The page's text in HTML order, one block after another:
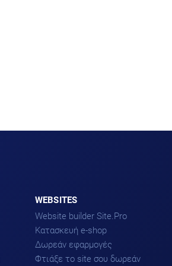
WEBSITES
Website builder Site.Pro
Kατασκευή e-shop
Δωρεάν εφαρμογές
Φτιάξε το site σου δωρεάν